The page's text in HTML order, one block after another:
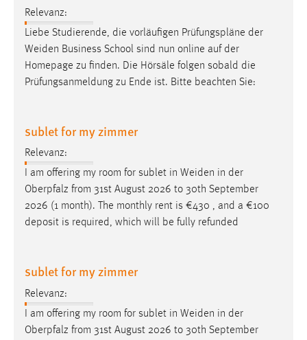
Relevanz:
Liebe Studierende, die vorläufigen Prüfungspläne der
Weiden Business School sind nun online auf der
Homepage zu finden. Die Hörsäle folgen sobald die
Prüfungsanmeldung zu Ende ist. Bitte beachten Sie:
sublet for my zimmer
Relevanz:
I am offering my room for sublet in Weiden in der
Oberpfalz from 31st August 2026 to 30th September
2026 (1 month). The monthly rent is €430 , and a €100
deposit is required, which will be fully refunded
sublet for my zimmer
Relevanz:
I am offering my room for sublet in Weiden in der
Oberpfalz from 31st August 2026 to 30th September